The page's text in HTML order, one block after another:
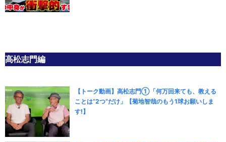
高松志門編
【トーク動画】高松志門①「何万回来ても、教える
ことは“2つ”だけ」【菊地智哉のもう1球お願いしま
す!】